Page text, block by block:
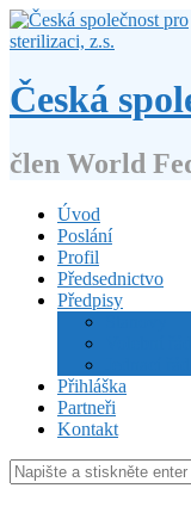
Přejít
k
webu
Česká
člen World
Úvod
Poslání
Profil
Předsednictvo
Předpisy
Přihláška
Partneři
Kontakt
Hledat: